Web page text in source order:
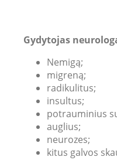
Gydytojas
Nemigą;
migreną;
radikulitus;
insultus;
potrauminius
auglius;
neurozes;
kitus galvos